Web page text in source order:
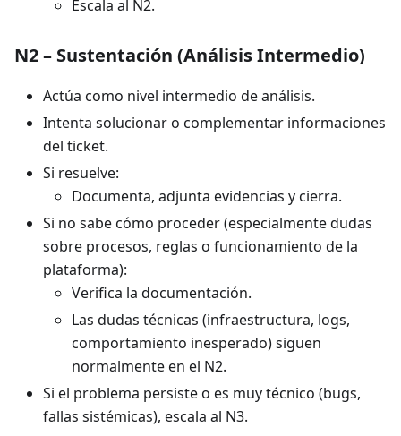
Escala al N2.
N2 – Sustentación (Análisis Intermedio)
Actúa como nivel intermedio de análisis.
Intenta solucionar o complementar informaciones
del ticket.
Si resuelve:
Documenta, adjunta evidencias y cierra.
Si no sabe cómo proceder (especialmente dudas
sobre procesos, reglas o funcionamiento de la
plataforma):
Verifica la documentación.
Las dudas técnicas (infraestructura, logs,
comportamiento inesperado) siguen
normalmente en el N2.
Si el problema persiste o es muy técnico (bugs,
fallas sistémicas), escala al N3.